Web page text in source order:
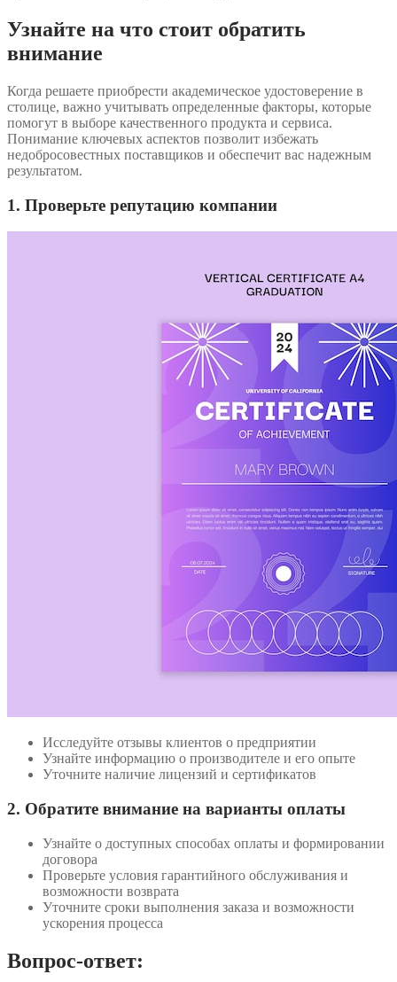
Узнайте на что стоит обратить
внимание
Когда решаете приобрести академическое удостоверение в
столице, важно учитывать определенные факторы, которые
помогут в выборе качественного продукта и сервиса.
Понимание ключевых аспектов позволит избежать
недобросовестных поставщиков и обеспечит вас надежным
результатом.
1. Проверьте репутацию компании
Исследуйте отзывы клиентов о предприятии
Узнайте информацию о производителе и его опыте
Уточните наличие лицензий и сертификатов
2. Обратите внимание на варианты оплаты
Узнайте о доступных способах оплаты и формировании
договора
Проверьте условия гарантийного обслуживания и
возможности возврата
Уточните сроки выполнения заказа и возможности
ускорения процесса
Вопрос-ответ: